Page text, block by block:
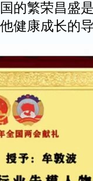
的繁荣昌盛
健康成长的